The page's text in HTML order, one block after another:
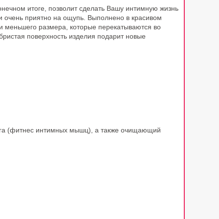
итоге, позволит сделать Вашу интимную жизнь
очень приятно на ощупь. Выполнено в красивом
размера, которые перекатываются во
поверхность изделия подарит новые
(фитнес интимных мышц), а также очищающий